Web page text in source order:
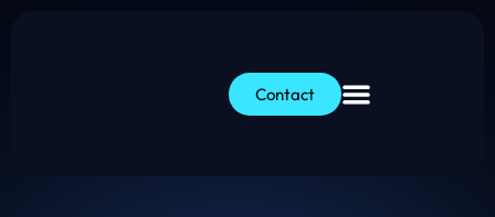
Contact